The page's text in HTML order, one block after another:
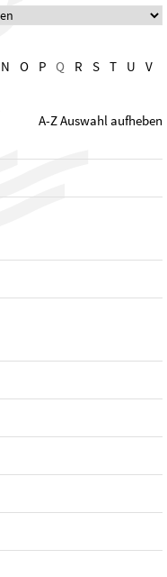
N O P Q R S T U
V
A-Z Auswahl aufheben